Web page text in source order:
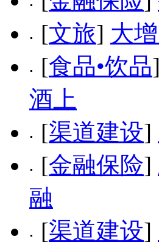
[文旅] 大
[食品•饮品]
酒上
[渠道建设]
[金融保险]
融
[渠道建设]